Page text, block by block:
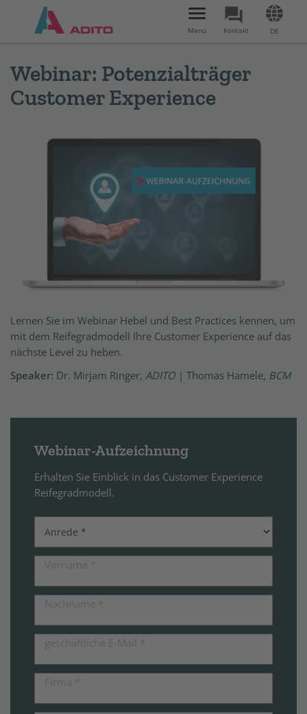
DE
Kontakt
Toggle
navigation
Menü
Webinar: Potenzialträger
Customer Experience
Lernen Sie im Webinar Hebel und Best Practices kennen, um
mit dem Reifegradmodell Ihre Customer Experience auf das
nächste Level zu heben.
Speaker: Dr. Mirjam Ringer, ADITO | Thomas Hamele, BCM
Webinar-Aufzeichnung
Erhalten Sie Einblick in das Customer Experience
Reifegradmodell.